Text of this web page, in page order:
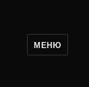
МЕНЮ